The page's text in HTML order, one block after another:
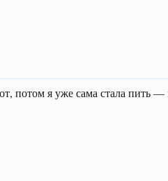
потом я уже сама стала пить